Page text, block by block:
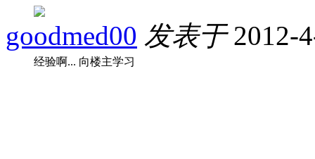
goodmed00 发表于 2012-
经验啊... 向楼主学习